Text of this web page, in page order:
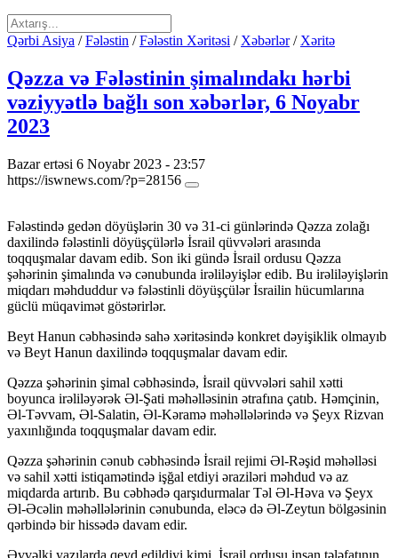
Qərbi Asiya /Fələstin /Fələstin Xəritəsi / Xəbərlər/ Xəritə
Qəzza və Fələstinin şimalındakı hərbi
vəziyyətlə bağlı son xəbərlər, 6 Noyabr
2023
Bazar ertəsi 6 Noyabr 2023 - 23:57
https://iswnews.com/?p=28156
Fələstində gedən döyüşlərin 30 və 31-ci günlərində Qəzza zolağı
daxilində fələstinli döyüşçülərlə İsrail qüvvələri arasında
toqquşmalar davam edib. Son iki gündə İsrail ordusu Qəzza
şəhərinin şimalında və cənubunda irəliləyişlər edib. Bu irəliləyişlərin
miqdarı məhduddur və fələstinli döyüşçülər İsrailin hücumlarına
güclü müqavimət göstərirlər.
Beyt Hanun cəbhəsində sahə xəritəsində konkret dəyişiklik olmayıb
və Beyt Hanun daxilində toqquşmalar davam edir.
Qəzza şəhərinin şimal cəbhəsində, İsrail qüvvələri sahil xətti
boyunca irəliləyərək Əl-Şati məhəlləsinin ətrafına çatıb. Həmçinin,
Əl-Təvvam, Əl-Salatin, Əl-Kəramə məhəllələrində və Şeyx Rizvan
yaxınlığında toqquşmalar davam edir.
Qəzza şəhərinin cənub cəbhəsində İsrail rejimi Əl-Rəşid məhəlləsi
və sahil xətti istiqamətində işğal etdiyi əraziləri məhdud və az
miqdarda artırıb. Bu cəbhədə qarşıdurmalar Təl Əl-Həva və Şeyx
Əl-Əcəlin məhəllələrinin cənubunda, eləcə də Əl-Zeytun bölgəsinin
qərbində bir hissədə davam edir.
Əvvəlki yazılarda qeyd edildiyi kimi, İsrail ordusu insan tələfatının